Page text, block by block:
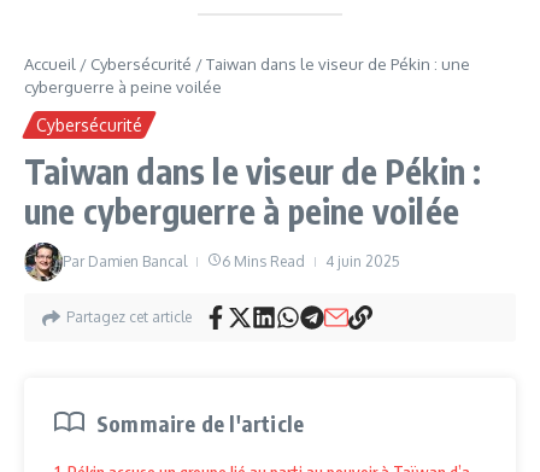
Accueil / Cybersécurité /Taiwan dans le viseur de Pékin : une
cyberguerre à peine voilée
Cybersécurité
Taiwan dans le viseur de Pékin :
une cyberguerre à peine voilée
Par Damien Bancal 6 Mins Read 4 juin 2025
Partagez cet article
Sommaire de l'article